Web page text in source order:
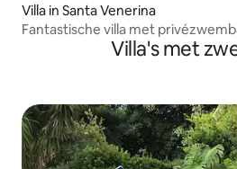
Villa in Santa Venerina
Fantastische villa met
Villa's met